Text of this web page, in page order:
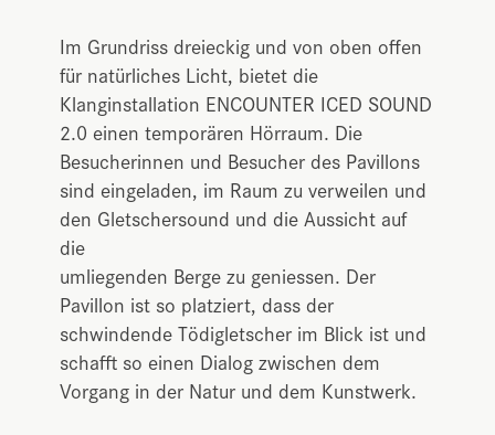
Im Grundriss dreieckig und von oben offen
für natürliches Licht, bietet die
Klanginstallation ENCOUNTER ICED SOUND
2.0 einen temporären Hörraum. Die
Besucherinnen und Besucher des Pavillons
sind eingeladen, im Raum zu verweilen und
den Gletschersound und die Aussicht auf
die
umliegenden Berge zu geniessen. Der
Pavillon ist so platziert, dass der
schwindende Tödigletscher im Blick ist und
schafft so einen Dialog zwischen dem
Vorgang in der Natur und dem Kunstwerk.